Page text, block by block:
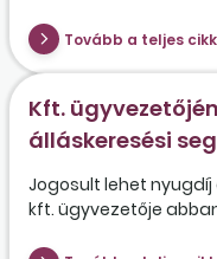
Tovább a teljes
Kft.
álláskeresési
Jogosult lehet
kft. ügyvezetője